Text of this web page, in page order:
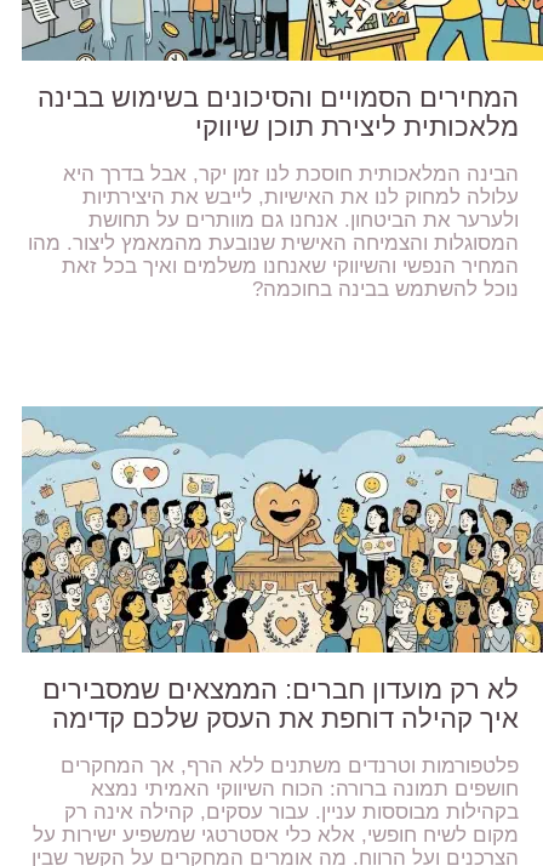
המחירים הסמויים והסיכונים בשימוש בבינה
מלאכותית ליצירת תוכן שיווקי
הבינה המלאכותית חוסכת לנו זמן יקר, אבל בדרך היא
עלולה למחוק לנו את האישיות, לייבש את היצירתיות
ולערער את הביטחון. אנחנו גם מוותרים על תחושת
המסוגלות והצמיחה האישית שנובעת מהמאמץ ליצור. מהו
המחיר הנפשי והשיווקי שאנחנו משלמים ואיך בכל זאת
נוכל להשתמש בבינה בחוכמה?
לא רק מועדון חברים: הממצאים שמסבירים
איך קהילה דוחפת את העסק שלכם קדימה
פלטפורמות וטרנדים משתנים ללא הרף, אך המחקרים
חושפים תמונה ברורה: הכוח השיווקי האמיתי נמצא
בקהילות מבוססות עניין. עבור עסקים, קהילה אינה רק
מקום לשיח חופשי, אלא כלי אסטרטגי שמשפיע ישירות על
הצרכנים ועל הרווח. מה אומרים המחקרים על הקשר שבין